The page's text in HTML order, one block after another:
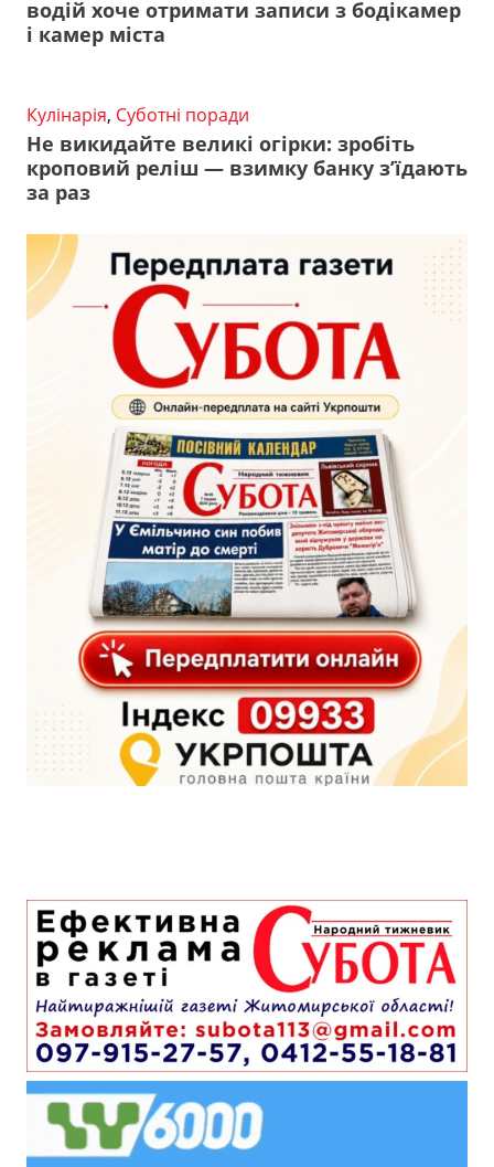
водій хоче отримати записи з бодікамер
і камер міста
Кулінарія, Суботні поради
Не викидайте великі огірки: зробіть
кроповий реліш — взимку банку з’їдають
за раз